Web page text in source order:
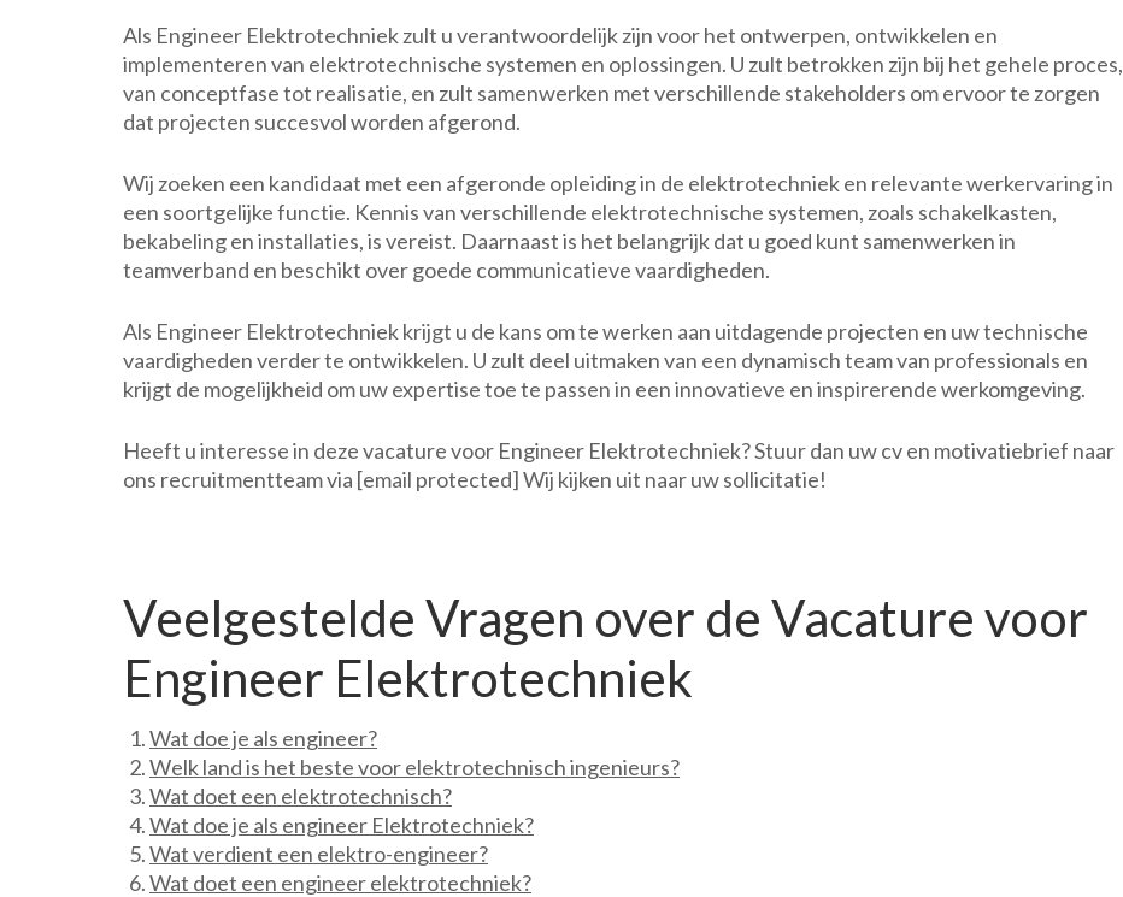
Als Engineer Elektrotechniek zult u verantwoordelijk zijn voor het ontwerpen, ontwikkelen en
implementeren van elektrotechnische systemen en oplossingen. U zult betrokken zijn bij het gehele proces,
van conceptfase tot realisatie, en zult samenwerken met verschillende stakeholders om ervoor te zorgen
dat projecten succesvol worden afgerond.
Wij zoeken een kandidaat met een afgeronde opleiding in de elektrotechniek en relevante werkervaring in
een soortgelijke functie. Kennis van verschillende elektrotechnische systemen, zoals schakelkasten,
bekabeling en installaties, is vereist. Daarnaast is het belangrijk dat u goed kunt samenwerken in
teamverband en beschikt over goede communicatieve vaardigheden.
Als Engineer Elektrotechniek krijgt u de kans om te werken aan uitdagende projecten en uw technische
vaardigheden verder te ontwikkelen. U zult deel uitmaken van een dynamisch team van professionals en
krijgt de mogelijkheid om uw expertise toe te passen in een innovatieve en inspirerende werkomgeving.
Heeft u interesse in deze vacature voor Engineer Elektrotechniek? Stuur dan uw cv en motivatiebrief naar
ons recruitmentteam via [email protected] Wij kijken uit naar uw sollicitatie!
Veelgestelde Vragen over de Vacature voor
Engineer Elektrotechniek
Wat doe je als engineer?
Welk land is het beste voor elektrotechnisch ingenieurs?
Wat doet een elektrotechnisch?
Wat doe je als engineer Elektrotechniek?
Wat verdient een elektro-engineer?
Wat doet een engineer elektrotechniek?